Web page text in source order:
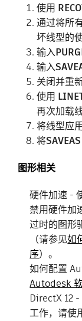
使用
通过将所
坏线型的
输入
输入
关闭并重
使用
再次加载
将线型应
将SAVEAS
图形相关
硬件加速 -
禁用硬件加
过时的图形
（请参见如
序）。
如何配置
Autodesk
DirectX 12
工作，请使